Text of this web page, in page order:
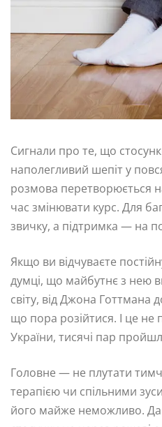
Сигнали про те, що
наполегливий шепіт у
розмова перетворюється
час змінювати курс. Для
звичку, а підтримка — на
Якщо ви відчуваєте
думці, що майбутнє з нею
світу, від Джона Готтмана
що пора розійтися. І це не
України, тисячі пар
Головне — не плутати
терапією чи спільними
його майже неможливо.